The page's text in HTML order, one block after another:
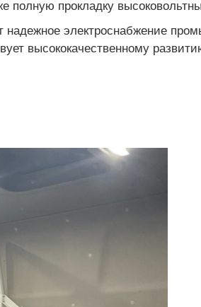
полную прокладку
надежное электроснабжение
высококачественному